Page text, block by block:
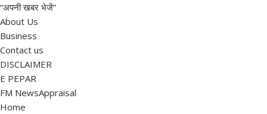
“अपनी खबर भेजें”
About Us
Business
Contact us
DISCLAIMER
E PEPAR
FM NewsAppraisal
Home